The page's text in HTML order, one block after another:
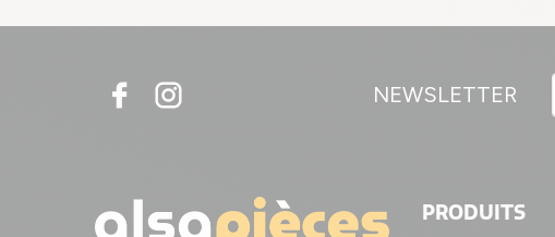
NEWSLETTER
PRODUITS